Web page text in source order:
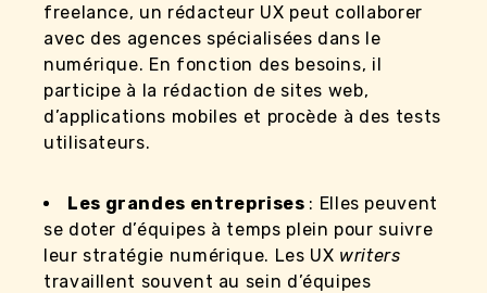
freelance, un rédacteur UX peut collaborer
avec des agences spécialisées dans le
numérique. En fonction des besoins, il
participe à la rédaction de sites web,
d’applications mobiles et procède à des tests
utilisateurs.
Les grandes entreprises : Elles peuvent
se doter d’équipes à temps plein pour suivre
leur stratégie numérique. Les UX writers
travaillent souvent au sein d’équipes